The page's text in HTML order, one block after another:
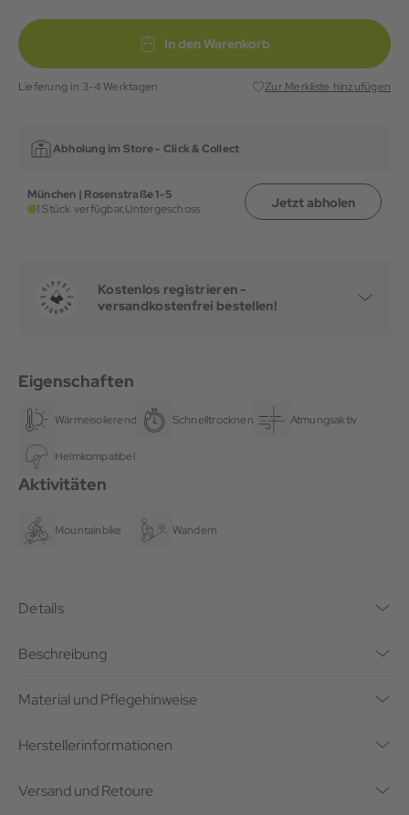
In den Warenkorb
Lieferung in 3-4 Werktagen Zur Merkliste hinzufügen
Abholung im Store - Click & Collect
München | Rosenstraße 1-5
1 Stück verfügbar,Untergeschoss Jetzt abholen
Kostenlos registrieren -
versandkostenfrei bestellen!
Eigenschaften
Wärmeisolierend Schnelltrocknend Atmungsaktiv
Helmkompatibel
Aktivitäten
Mountainbike Wandern
Details
Beschreibung
Material und Pflegehinweise
Herstellerinformationen
Versand und Retoure